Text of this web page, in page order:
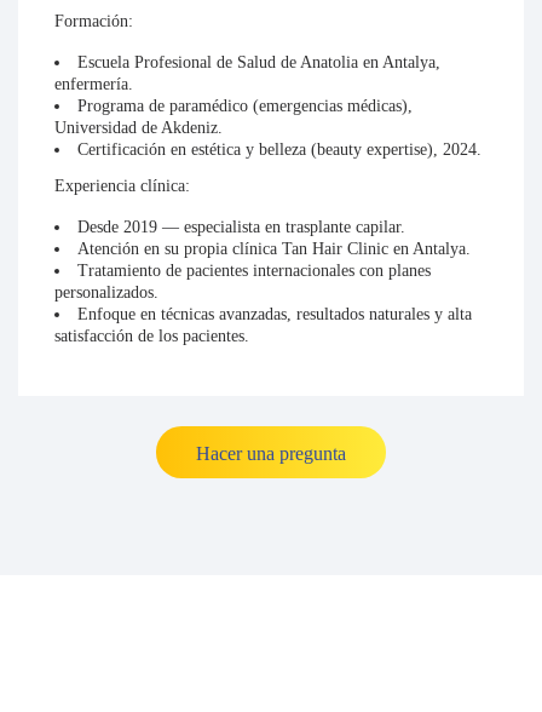
Formación:
Escuela Profesional de Salud de Anatolia en Antalya,
enfermería.
Programa de paramédico (emergencias médicas),
Universidad de Akdeniz.
Certificación en estética y belleza (beauty expertise), 2024.
Experiencia clínica:
Desde 2019 — especialista en trasplante capilar.
Atención en su propia clínica Tan Hair Clinic en Antalya.
Tratamiento de pacientes internacionales con planes
personalizados.
Enfoque en técnicas avanzadas, resultados naturales y alta
satisfacción de los pacientes.
Hacer una pregunta